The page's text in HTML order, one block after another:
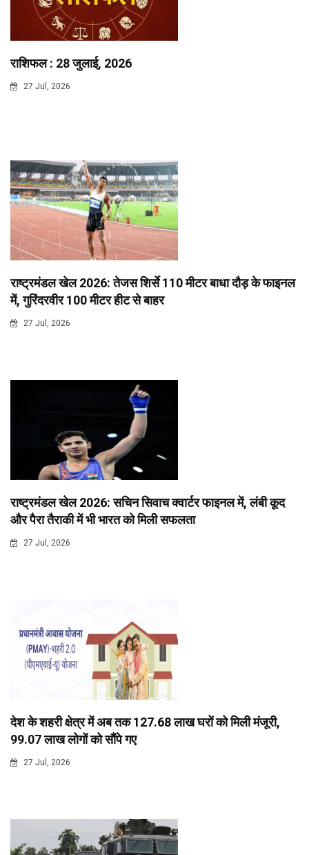
राशिफल : 28 जुलाई, 2026
27 Jul, 2026
राष्ट्रमंडल खेल 2026: तेजस शिर्से 110 मीटर बाधा दौड़ के फाइनल
में, गुरिंदरवीर 100 मीटर हीट से बाहर
27 Jul, 2026
राष्ट्रमंडल खेल 2026: सचिन सिवाच क्वार्टर फाइनल में, लंबी कूद
और पैरा तैराकी में भी भारत को मिली सफलता
27 Jul, 2026
देश के शहरी क्षेत्र में अब तक 127.68 लाख घरों को मिली मंजूरी,
99.07 लाख लोगों को सौंपे गए
27 Jul, 2026